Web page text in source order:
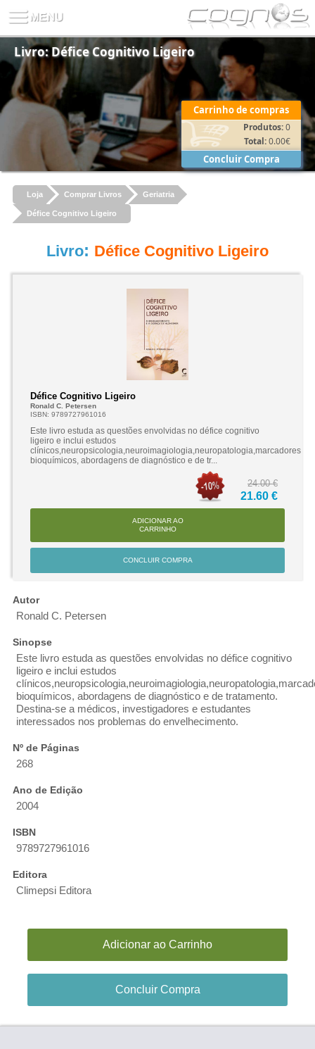
Carrinho de compras
Produtos:0
Total:0.00€
Concluir Compra
Livro: Défice Cognitivo Ligeiro
Loja Comprar Livros Geriatria
Défice Cognitivo Ligeiro
Livro: Défice Cognitivo Ligeiro
Défice Cognitivo Ligeiro
Ronald C. Petersen
ISBN: 9789727961016
Este livro estuda as questões envolvidas no défice cognitivo
ligeiro e inclui estudos
clínicos,neuropsicologia,neuroimagiologia,neuropatologia,marcadores
bioquímicos, abordagens de diagnóstico e de tr...
24.00 €
21.60 €
ADICIONAR AO
CARRINHO
CONCLUIR COMPRA
Autor
Ronald C. Petersen
Sinopse
Este livro estuda as questões envolvidas no défice cognitivo
ligeiro e inclui estudos
bioquímicos, abordagens de diagnóstico e de tratamento.
Destina-se a médicos, investigadores e estudantes
interessados nos problemas do envelhecimento.
Nº de Páginas
268
Ano de Edição
2004
ISBN
9789727961016
Editora
Climepsi Editora
Adicionar ao Carrinho
Concluir Compra